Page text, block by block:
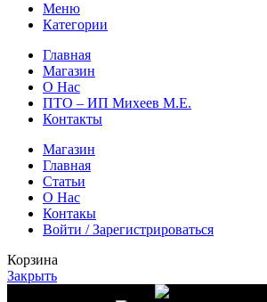
Меню
Категории
Главная
Магазин
О Нас
ПТО – ИП Михеев М.Е.
Контакты
Магазин
Главная
Статьи
О Нас
Контакы
Войти / Зарегистрироваться
Корзина
Закрыть